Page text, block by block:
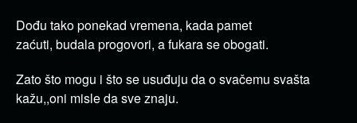
Dođu tako ponekad vremena, kada pamet
zaćuti, budala progovori, a fukara se obogati.
Zato što mogu i što se usuđuju da o svačemu svašta
kažu,,oni misle da sve znaju.